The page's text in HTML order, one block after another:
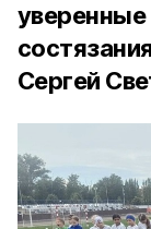
Сергей